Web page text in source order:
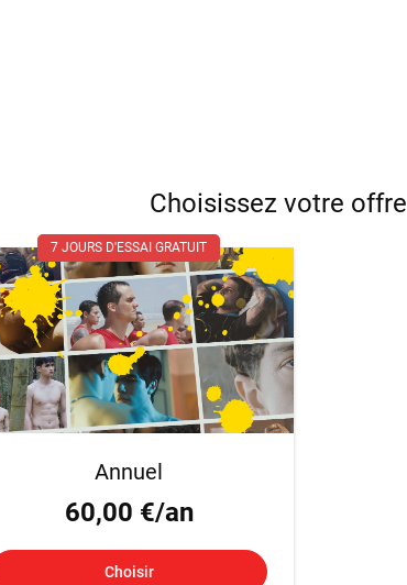
Choisissez votre offre
7 JOURS D'ESSAI GRATUIT
Annuel
60,00 €/an
Choisir